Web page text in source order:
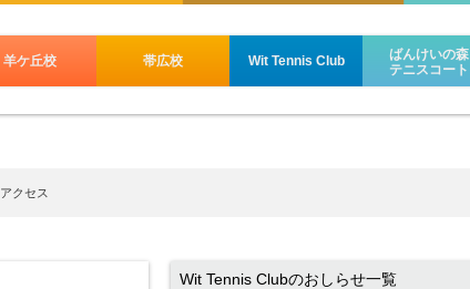
羊ケ丘校 帯広校 Wit Tennis Club
ばんけいの森
テニスコート
アクセス
Wit Tennis Clubのおしらせ一覧